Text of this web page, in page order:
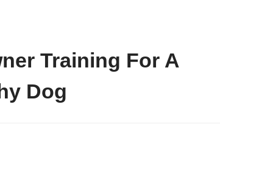
Training For A
Dog